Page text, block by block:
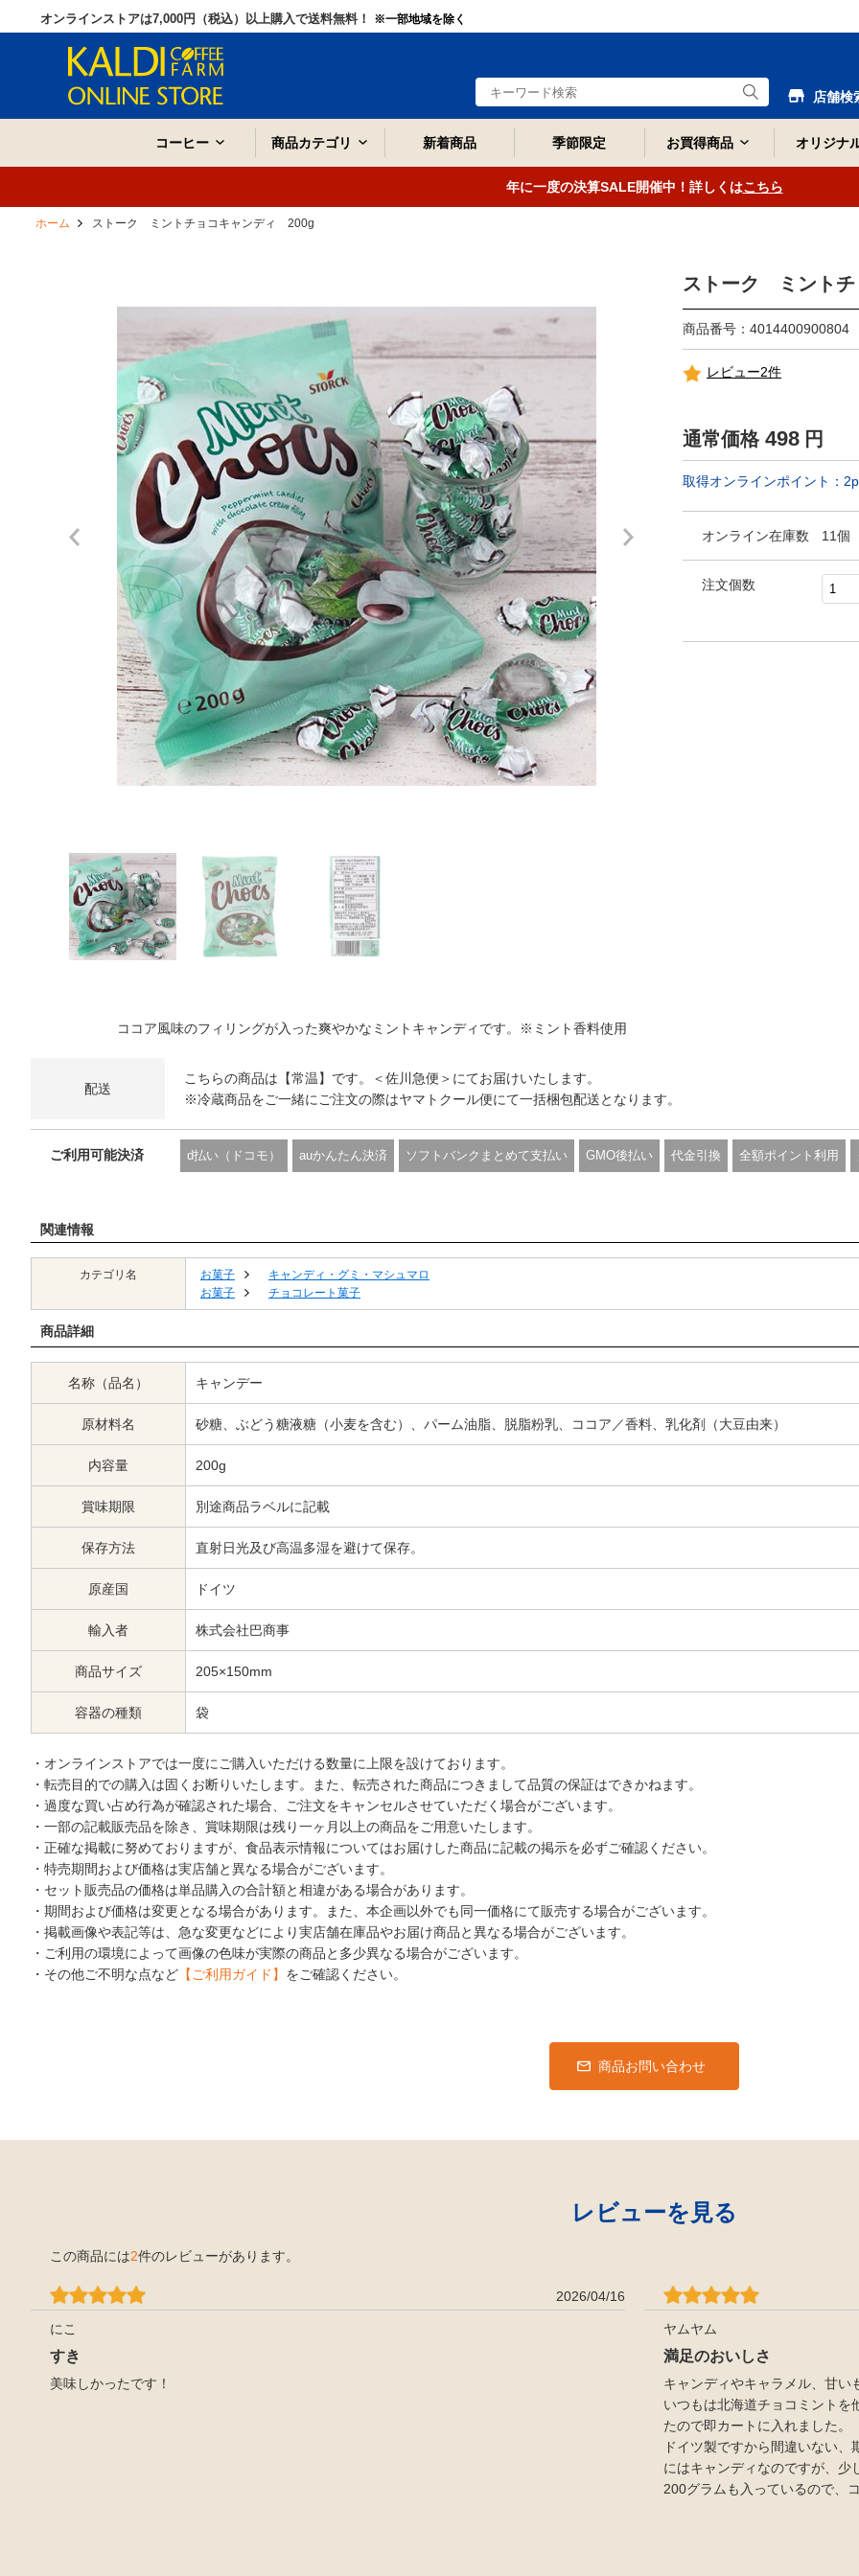
オンラインストアは7,000円（税込）以上購入で送料無料！ ※一部地域を除く
店舗検
コーヒー 商品カテゴリ 新着商品 季節限定 お買得商品 オリジナ
年に一度の決算SALE開催中！詳しくはこちら
ホーム ストーク ミントチョコキャンディ 200g
ストーク ミント
商品番号：4014400900804
レビュー2件
通常価格 498 円
取得オンラインポイント： 2
オンライン在庫数 11個
注文個数
ココア風味のフィリングが入った爽やかなミントキャンディです。※ミント香料使用
配送
こちらの商品は【常温】です。＜佐川急便＞にてお届けいたします。
※冷蔵商品をご一緒にご注文の際はヤマトクール便にて一括梱包配送となります。
ご利用可能決済 d払い（ドコモ） auかんたん決済 ソフトバンクまとめて支払い GMO後払い 代金引換 全額ポイント利用
関連情報
カテゴリ名 お菓子
キャンディ・グミ・マシュマロ
お菓子
チョコレート菓子
商品詳細
名称（品名） キャンデー
原材料名 砂糖、ぶどう糖液糖（小麦を含む）、パーム油脂、脱脂粉乳、ココア／香料、乳化剤（大豆由来）
内容量 200g
賞味期限 別途商品ラベルに記載
保存方法 直射日光及び高温多湿を避けて保存。
原産国 ドイツ
輸入者 株式会社巴商事
商品サイズ 205×150mm
容器の種類 袋
・オンラインストアでは一度にご購入いただける数量に上限を設けております。
・転売目的での購入は固くお断りいたします。また、転売された商品につきまして品質の保証はできかねます。
・過度な買い占め行為が確認された場合、ご注文をキャンセルさせていただく場合がございます。
・一部の記載販売品を除き、賞味期限は残り一ヶ月以上の商品をご用意いたします。
・正確な掲載に努めておりますが、食品表示情報についてはお届けした商品に記載の掲示を必ずご確認ください。
・特売期間および価格は実店舗と異なる場合がございます。
・セット販売品の価格は単品購入の合計額と相違がある場合があります。
・期間および価格は変更となる場合があります。また、本企画以外でも同一価格にて販売する場合がございます。
・掲載画像や表記等は、急な変更などにより実店舗在庫品やお届け商品と異なる場合がございます。
・ご利用の環境によって画像の色味が実際の商品と多少異なる場合がございます。
・その他ご不明な点など 【ご利用ガイド】 をご確認ください。
商品お問い合わせ
レビューを見る
この商品には2件のレビューがあります。
2026/04/16
にこ
すき
美味しかったです！
ヤムヤム
満足のおいしさ
キャンディやキャラメル、甘い
いつもは北海道チョコミントを
たので即カートに入れました。
ドイツ製ですから間違いない
にはキャンディなのですが、少
200グラムも入っているので、